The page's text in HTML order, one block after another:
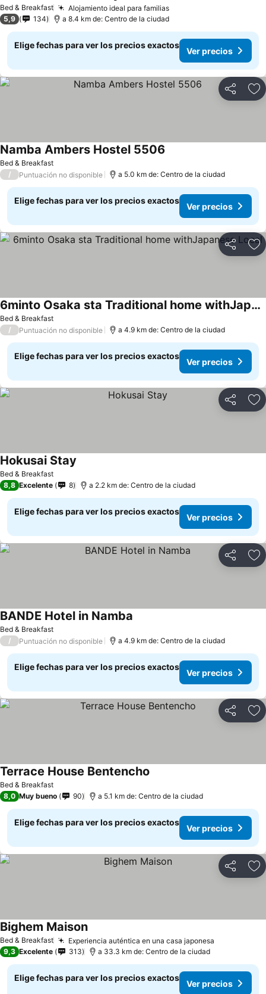
Bed & Breakfast Alojamiento ideal para familias
5,9 134 a 8.4 km de: Centro de la ciudad
Elige fechas para ver los precios exactos
Ver precios
Compartir
Bed & Breakfast
Namba Ambers Hostel 5506
/ Puntuación no disponible a 5.0 km de: Centro de la ciudad
Elige fechas para ver los precios exactos
Ver precios
Compartir
Bed & Breakfast
6minto Osaka sta Traditional home withJapanese Local
/ Puntuación no disponible a 4.9 km de: Centro de la ciudad
Elige fechas para ver los precios exactos
Ver precios
Compartir
Bed & Breakfast
Hokusai Stay
8,8 Excelente 8 a 2.2 km de: Centro de la ciudad
Elige fechas para ver los precios exactos
Ver precios
Compartir
Bed & Breakfast
BANDE Hotel in Namba
/ Puntuación no disponible a 4.9 km de: Centro de la ciudad
Elige fechas para ver los precios exactos
Ver precios
Compartir
Bed & Breakfast
Terrace House Bentencho
8,0 Muy bueno 90 a 5.1 km de: Centro de la ciudad
Elige fechas para ver los precios exactos
Ver precios
Compartir
Bed & Breakfast Experiencia auténtica en una casa japonesa
Bighem Maison
9,3 Excelente 313 a 33.3 km de: Centro de la ciudad
Elige fechas para ver los precios exactos
Ver precios